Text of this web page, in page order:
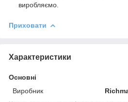
виробляємо.
Приховати
Характеристики
Основні
Виробник